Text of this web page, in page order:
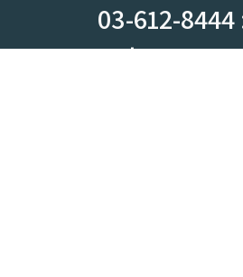
העין, מחלף קסם